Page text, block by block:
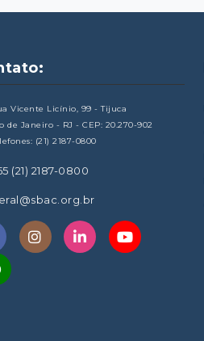
Vicente Licínio, 99 - Tijuca
de Janeiro - RJ - CEP: 20.270-902
(21) 2187-0800
(21) 2187-0800